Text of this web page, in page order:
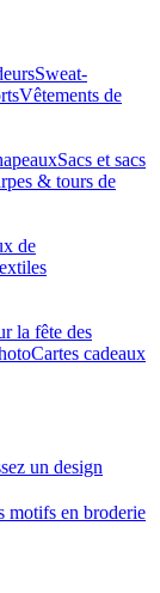
Sweat-
Vêtements de
Sacs et sacs
& tours de
de
la fête des
Cartes cadeaux
un design
motifs en broderie